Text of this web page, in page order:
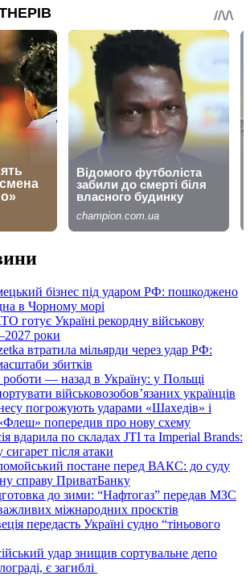
бізнес під ударом РФ: пошкоджено
в Чорному морі
готує Україні рекордну військову
роки
втратила мільярди через удар РФ:
збитків
роботи — назад в Україну: у Польщі
військовозобов’язаних українців
погрожують ударами «Шахедів» і
попередив про нову схему
вдарила по складах JTI та Imperial Brands:
після атаки
постане перед ВАКС: до суду
справу ПриватБанку
до зими: “Нафтогаз” передав МЗС
міжнародних проєктів
передасть Україні судно “тіньового
удар знищив сортувальне депо
є загиблі